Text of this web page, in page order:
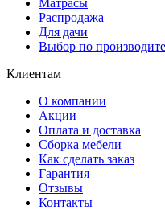
Распродажа
Для дачи
Выбор по
Клиентам
О компании
Акции
Оплата и доставка
Сборка мебели
Как сделать заказ
Гарантия
Отзывы
Контакты